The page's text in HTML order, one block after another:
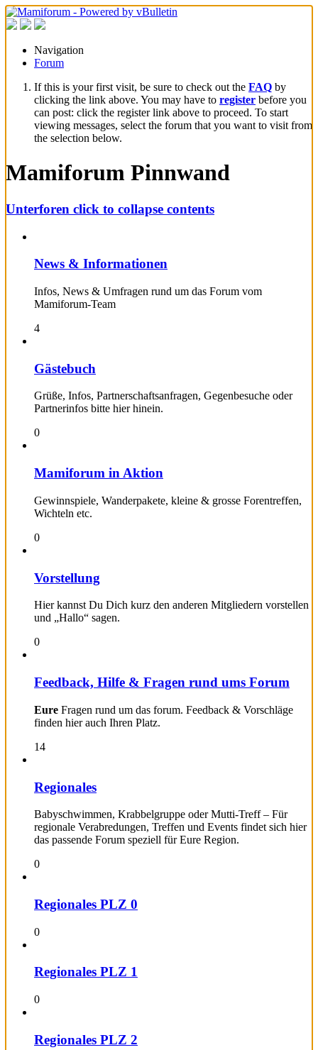
Navigation
Forum
If this is your first visit, be sure to check out the FAQ by
clicking the link above. You may have to register before you
can post: click the register link above to proceed. To start
viewing messages, select the forum that you want to visit from
the selection below.
Mamiforum Pinnwand
Unterforen click to collapse contents
News & Informationen
Infos, News & Umfragen rund um das Forum vom
Mamiforum-Team
4
Gästebuch
Grüße, Infos, Partnerschaftsanfragen, Gegenbesuche oder
Partnerinfos bitte hier hinein.
0
Mamiforum in Aktion
Gewinnspiele, Wanderpakete, kleine & grosse Forentreffen,
Wichteln etc.
0
Vorstellung
Hier kannst Du Dich kurz den anderen Mitgliedern vorstellen
und „Hallo“ sagen.
0
Feedback, Hilfe & Fragen rund ums Forum
Eure Fragen rund um das forum. Feedback & Vorschläge
finden hier auch Ihren Platz.
14
Regionales
Babyschwimmen, Krabbelgruppe oder Mutti-Treff – Für
regionale Verabredungen, Treffen und Events findet sich hier
das passende Forum speziell für Eure Region.
0
Regionales PLZ 0
0
Regionales PLZ 1
0
Regionales PLZ 2